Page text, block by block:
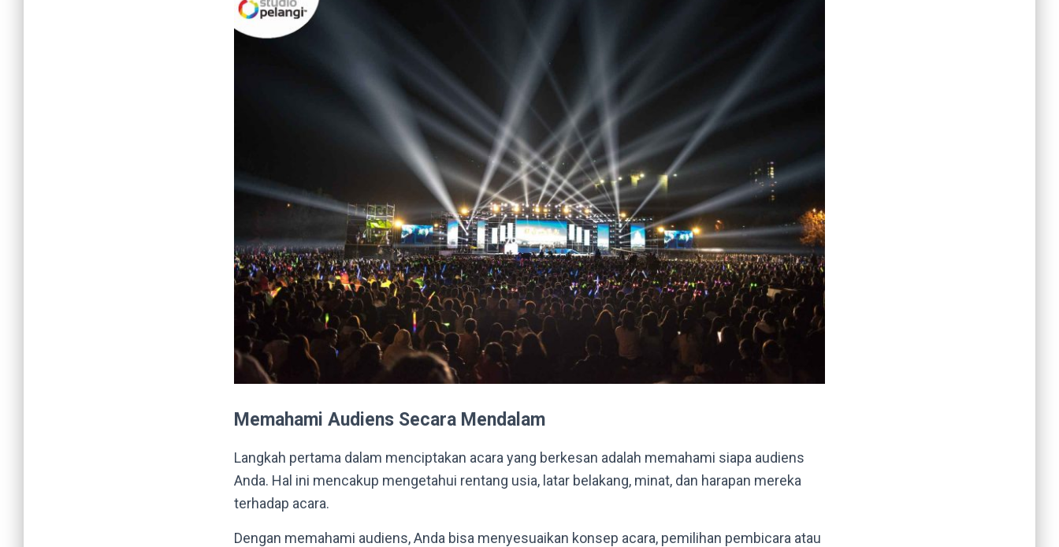
Memahami Audiens Secara Mendalam
Langkah pertama dalam menciptakan acara yang berkesan adalah memahami siapa audiens
Anda. Hal ini mencakup mengetahui rentang usia, latar belakang, minat, dan harapan mereka
terhadap acara.
Dengan memahami audiens, Anda bisa menyesuaikan konsep acara, pemilihan pembicara atau